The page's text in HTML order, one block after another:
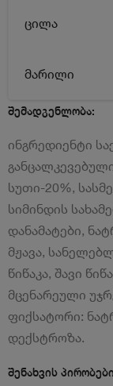
ცილა
მარილი
შემადგენლობა:
ინგრედიენტი
სუთი-20%,
სიმინდის
დანამატები,
მჟავა,
წიწაკა, შავი
მცენარეული
ფიქსატორი:
დექსტროზა.
შენახვის